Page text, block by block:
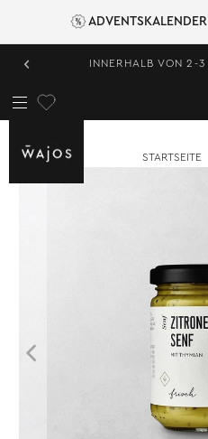
‹ INNERHALB VON 2-3
STARTSEITE